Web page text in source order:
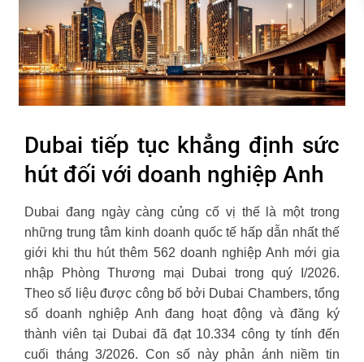
Dubai tiếp tục khẳng định sức
hút đối với doanh nghiệp Anh
Dubai đang ngày càng củng cố vị thế là một trong
những trung tâm kinh doanh quốc tế hấp dẫn nhất thế
giới khi thu hút thêm 562 doanh nghiệp Anh mới gia
nhập Phòng Thương mại Dubai trong quý I/2026.
Theo số liệu được công bố bởi Dubai Chambers, tổng
số doanh nghiệp Anh đang hoạt động và đăng ký
thành viên tại Dubai đã đạt 10.334 công ty tính đến
cuối tháng 3/2026. Con số này phản ánh niềm tin